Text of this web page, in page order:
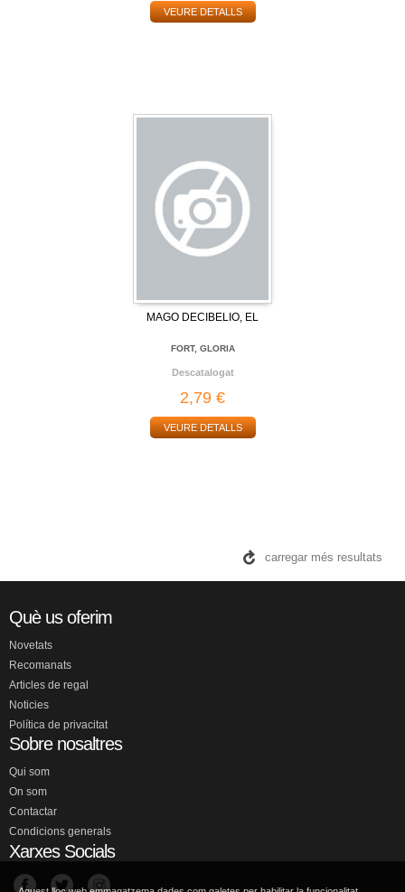
VEURE DETALLS
MAGO DECIBELIO, EL
FORT, GLORIA
Descatalogat
2,79 €
VEURE DETALLS